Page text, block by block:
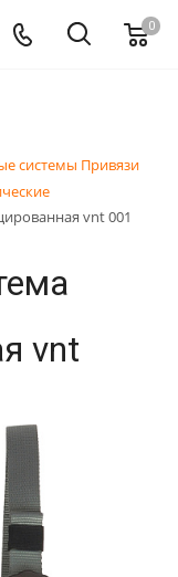
0
системы Привязи
vnt 001
vnt